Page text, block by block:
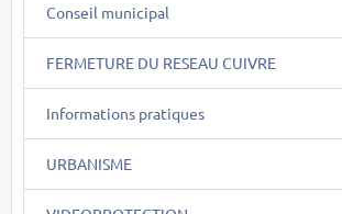
Conseil municipal
FERMETURE DU RESEAU CUIVRE
Informations pratiques
URBANISME